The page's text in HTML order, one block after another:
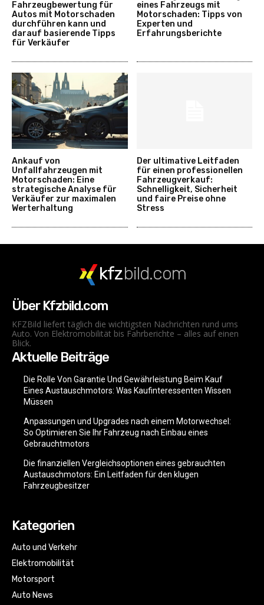
Fahrzeugbewertung für
Autos mit Motorschaden
durchführen kann und
darauf basierende Tipps
für Verkäufer
eines Fahrzeugs mit
Motorschaden: Tipps von
Experten und
Erfahrungsberichte
Ankauf von
Unfallfahrzeugen mit
Motorschaden: Eine
strategische Analyse für
Verkäufer zur maximalen
Werterhaltung
Der ultimative Leitfaden
für einen professionellen
Fahrzeugverkauf:
Schnelligkeit, Sicherheit
und faire Preise ohne
Stress
kfzbild.com
Über Kfzbild.com
KFZBild liefert täglich die wichtigsten Nachrichten rund ums
Auto. Von Elektromobilität bis Fahrberichte – alles auf einen
Blick.
Aktuelle Beiträge
Die Rolle Von Garantie Und Gewährleistung Beim Kauf
Eines Austauschmotors: Was Kaufinteressenten Wissen
Müssen
Anpassungen und Upgrades nach einem Motorwechsel:
So Optimieren Sie Ihr Fahrzeug nach Einbau eines
Gebrauchtmotors
Die finanziellen Vergleichsoptionen eines gebrauchten
Austauschmotors: Ein Leitfaden für den klugen
Fahrzeugbesitzer
Kategorien
Auto und Verkehr
Elektromobilität
Motorsport
Auto News